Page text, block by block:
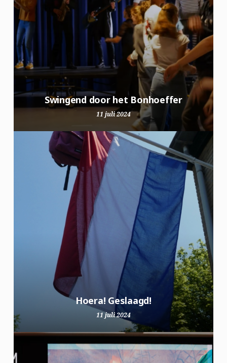
Swingend door het Bonhoeffer
11 juli 2024
Hoera! Geslaagd!
11 juli 2024